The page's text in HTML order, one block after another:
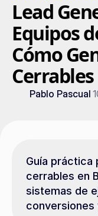
Lead
Equipos
Cómo
Cerrables
Pablo Pascual
Guía práctica
cerrables en
sistemas de